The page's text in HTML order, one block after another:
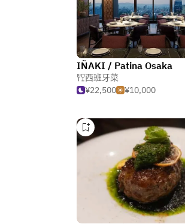
IÑAKI / Patina Osaka
西班牙菜
¥22,500
¥10,000